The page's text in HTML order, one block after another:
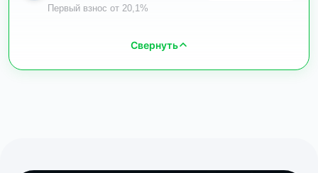
Первый взнос от 20,1%
Свернуть